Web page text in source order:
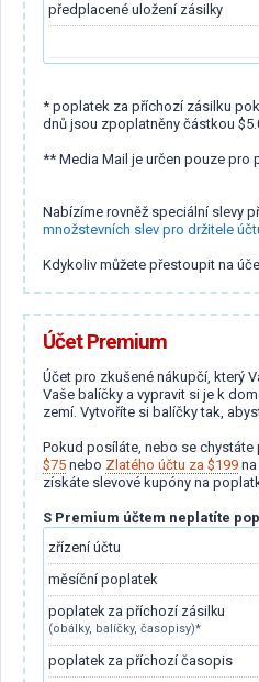
předplacené uložení zásilky
* poplatek za příchozí zásilku
dnů jsou zpoplatněny částkou
** Media Mail je určen pouze pro
Nabízíme rovněž speciální slevy
množstevních slev pro držitele
Kdykoliv můžete přestoupit na
Účet Premium
Účet pro zkušené nákupčí, který
Vaše balíčky a vypravit si je k
zemí. Vytvoříte si balíčky tak,
Pokud posíláte, nebo se
$75 nebo Zlatého účtu za $199
získáte slevové kupóny na
S Premium účtem neplatíte
zřízení účtu
měsíční poplatek
poplatek za příchozí zásilku
(obálky, balíčky, časopisy)*
poplatek za příchozí časopis